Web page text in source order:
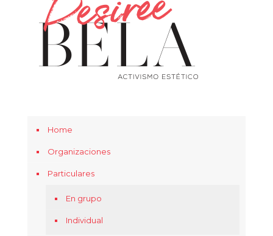
Home
Organizaciones
Particulares
En grupo
Individual